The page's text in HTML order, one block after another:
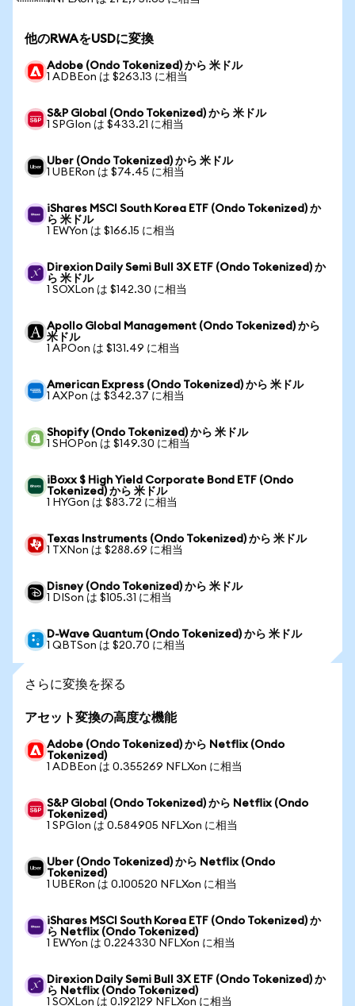
他のRWAをUSDに変換
Adobe (Ondo Tokenized) から 米ドル
1 ADBEon は $263.13 に相当
S&P Global (Ondo Tokenized) から 米ドル
1 SPGIon は $433.21 に相当
Uber (Ondo Tokenized) から 米ドル
1 UBERon は $74.45 に相当
iShares MSCI South Korea ETF (Ondo Tokenized) か
ら 米ドル
1 EWYon は $166.15 に相当
Direxion Daily Semi Bull 3X ETF (Ondo Tokenized) か
ら 米ドル
1 SOXLon は $142.30 に相当
Apollo Global Management (Ondo Tokenized) から
米ドル
1 APOon は $131.49 に相当
American Express (Ondo Tokenized) から 米ドル
1 AXPon は $342.37 に相当
Shopify (Ondo Tokenized) から 米ドル
1 SHOPon は $149.30 に相当
iBoxx $ High Yield Corporate Bond ETF (Ondo
Tokenized) から 米ドル
1 HYGon は $83.72 に相当
Texas Instruments (Ondo Tokenized) から 米ドル
1 TXNon は $288.69 に相当
Disney (Ondo Tokenized) から 米ドル
1 DISon は $105.31 に相当
D-Wave Quantum (Ondo Tokenized) から 米ドル
1 QBTSon は $20.70 に相当
さらに変換を探る
アセット変換の高度な機能
Adobe (Ondo Tokenized) から Netflix (Ondo
Tokenized)
1 ADBEon は 0.355269 NFLXon に相当
S&P Global (Ondo Tokenized) から Netflix (Ondo
Tokenized)
1 SPGIon は 0.584905 NFLXon に相当
Uber (Ondo Tokenized) から Netflix (Ondo
Tokenized)
1 UBERon は 0.100520 NFLXon に相当
iShares MSCI South Korea ETF (Ondo Tokenized) か
ら Netflix (Ondo Tokenized)
1 EWYon は 0.224330 NFLXon に相当
Direxion Daily Semi Bull 3X ETF (Ondo Tokenized) か
ら Netflix (Ondo Tokenized)
1 SOXLon は 0.192129 NFLXon に相当